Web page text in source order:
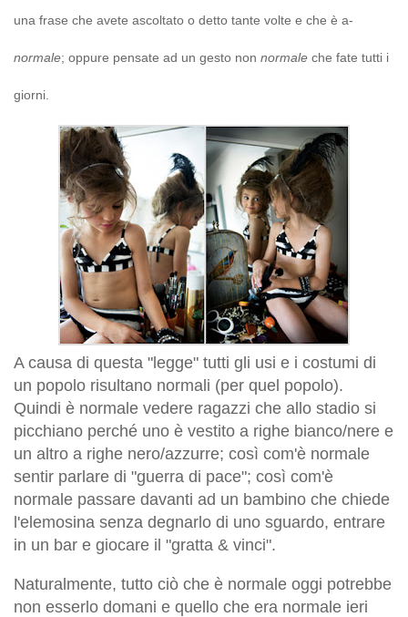
una frase che avete ascoltato o detto tante volte e che è a-
normale; oppure pensate ad un gesto non normale che fate tutti i
giorni.
A causa di questa "legge" tutti gli usi e i costumi di
un popolo risultano normali (per quel popolo).
Quindi è normale vedere ragazzi che allo stadio si
picchiano perché uno è vestito a righe bianco/nere e
un altro a righe nero/azzurre; così com'è normale
sentir parlare di "guerra di pace"; così com'è
normale passare davanti ad un bambino che chiede
l'elemosina senza degnarlo di uno sguardo, entrare
in un bar e giocare il "gratta & vinci".
Naturalmente, tutto ciò che è normale oggi potrebbe
non esserlo domani e quello che era normale ieri